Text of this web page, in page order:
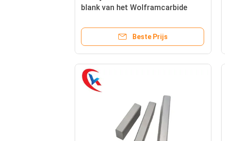
blank van het Wolframcarbide
Beste Prijs